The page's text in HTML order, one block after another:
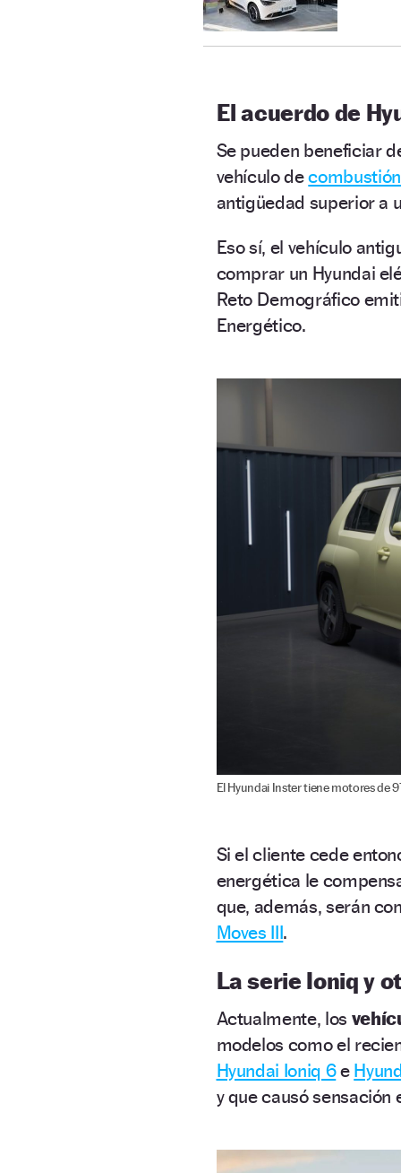
El acuerdo de
Se pueden beneficiar
vehículo de
antigüedad superior a
Eso sí, el vehículo
comprar un Hyundai
Reto Demográfico
Energético.
El Hyundai Inster tiene motores de
Si el cliente cede
energética le
que, además, serán
Moves III.
La serie Ioniq y
Actualmente, los
modelos como el
Hyundai Ioniq 6e
y que causó